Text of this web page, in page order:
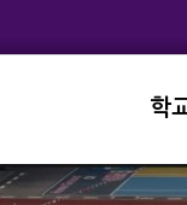
학
교